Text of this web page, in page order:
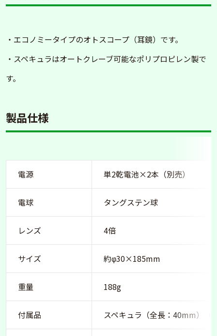
・エコノミータイプのオトスコープ（耳鏡）です。
・スペキュラはオートクレーブ可能なポリプロピレン製で
す。
製品仕様
電源 単2乾電池×2本（別売）
電球 タングステン球
レンズ 4倍
サイズ 約φ30×185mm
重量 188g
付属品 スペキュラ（全長：40mm）